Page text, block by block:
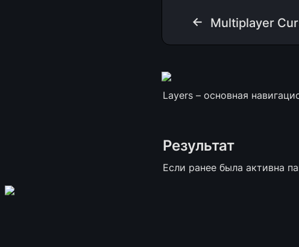
← Multiplayer
Layers – основная
Результат
Если ранее была активна